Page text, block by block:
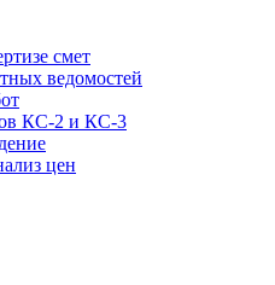
смет
ведомостей
КС-2 и КС-3
цен